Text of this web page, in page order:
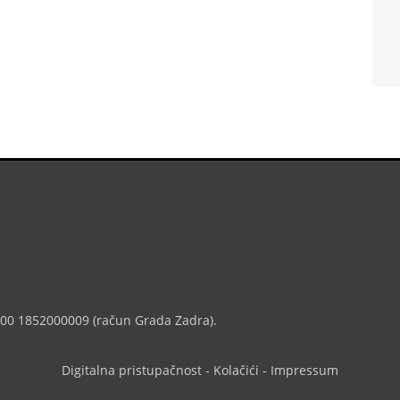
1852000009 (račun Grada Zadra).
Digitalna pristupačnost - Kolačići - Impressum